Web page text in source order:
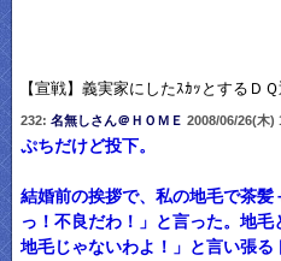
【宣戦】義実家にしたｽｶｯとするＤＱ
232: 名無しさん＠ＨＯＭＥ 2008/06/26(木)
ぷちだけど投下。
結婚前の挨拶で、私の地毛で茶
っ！不良だわ！」と言った。地
地毛じゃないわよ！」と言い張る